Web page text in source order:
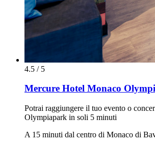
4.5 / 5
Mercure Hotel Monaco
Potrai raggiungere il tuo evento o
Olympiapark in soli 5 minuti
A 15 minuti dal centro di Monaco di